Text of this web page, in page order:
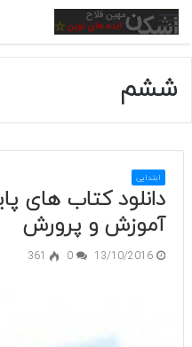
منو
ششم
ابتدایی
دانلود کتاب های
آموزش و پرورش
13/10/2016
0
361